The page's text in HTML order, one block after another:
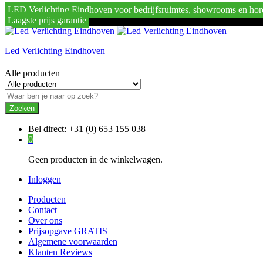
LED Verlichting Eindhoven voor bedrijfsruimtes, showrooms en
Laagste prijs garantie
Led Verlichting Eindhoven
Alle producten
Zoeken
Bel direct: +31 (0) 653 155 038
0
Geen producten in de winkelwagen.
Inloggen
Producten
Contact
Over ons
Prijsopgave GRATIS
Algemene voorwaarden
Klanten Reviews